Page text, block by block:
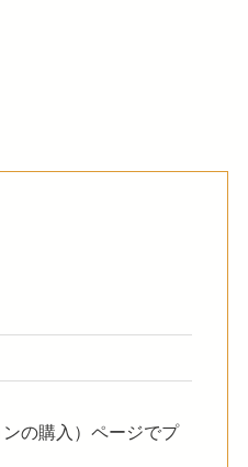
の購入）ページでプ